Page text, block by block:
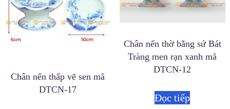
Chân nến thấp vẽ sen mã
DTCN-17
Chân nến thờ bằng sứ Bát
Tràng men rạn xanh mã
DTCN-12
Đọc tiếp